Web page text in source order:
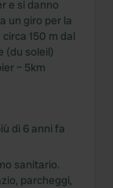
e si danno
un giro per la
150 m dal
(du soleil)
~ 5km
di 6 anni fa
sanitario.
parcheggi,